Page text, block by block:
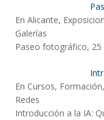
En Alicante,
Galerías
Paseo fotográfico, 25
En Cursos,
Redes
Introducción a la IA: